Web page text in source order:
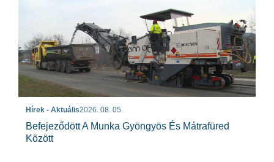
Hírek - Aktuális2026. 08. 05.
Befejeződött A Munka Gyöngyös És Mátrafüred
Között